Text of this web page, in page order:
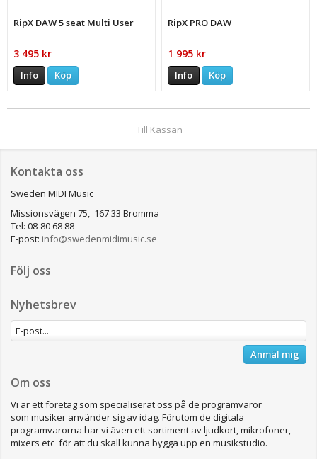
RipX DAW 5 seat Multi User
3 495 kr
Info Köp
RipX PRO DAW
1 995 kr
Info Köp
Till Kassan
Kontakta oss
Sweden MIDI Music
Missionsvägen 75, 167 33 Bromma
Tel: 08-80 68 88
E-post: info@swedenmidimusic.se
Följ oss
Nyhetsbrev
Anmäl mig
Om oss
Vi är ett företag som specialiserat oss på de programvaror
som musiker använder sig av idag. Förutom de digitala
programvarorna har vi även ett sortiment av ljudkort, mikrofoner,
mixers etc för att du skall kunna bygga upp en musikstudio.